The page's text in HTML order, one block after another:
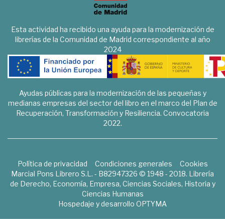
Esta actividad ha recibido una ayuda para la modernización de
librerías de la Comunidad de Madrid correspondiente al año
2024
Ayudas públicas para la modernización de las pequeñas y
medianas empresas del sector del libro en el marco del Plan de
Recuperación, Transformación y Resiliencia. Convocatoria
2022.
Política de privacidad Condiciones generales
Cookies
Marcial Pons Librero S.L. - B82947326 © 1948 - 2018. Librería
de Derecho, Economía, Empresa, Ciencias Sociales, Historia y
Ciencias Humanas
Hospedaje y desarrollo OPTYMA